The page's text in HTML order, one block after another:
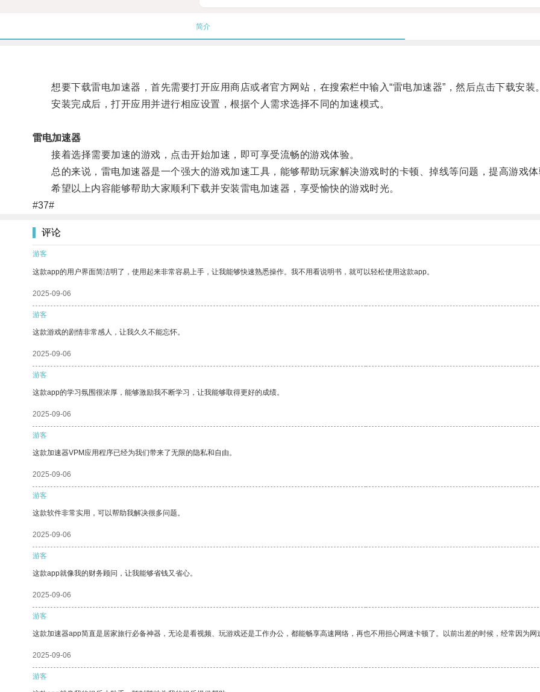
简介
想要下载雷电加速器，首先需要打开应用商店或者官方网站，在搜索栏中输入“雷电加速器”，然后点击下载安装。
安装完成后，打开应用并进行相应设置，根据个人需求选择不同的加速模式。
雷电加速器
接着选择需要加速的游戏，点击开始加速，即可享受流畅的游戏体验。
总的来说，雷电加速器是一个强大的游戏加速工具，能够帮助玩家解决游戏时的卡顿、掉线等问题，提高游戏体
希望以上内容能够帮助大家顺利下载并安装雷电加速器，享受愉快的游戏时光。
#37#
评论
游客
这款app的用户界面简洁明了，使用起来非常容易上手，让我能够快速熟悉操作。我不用看说明书，就可以轻松使用这款app。
2025-09-06
游客
这款游戏的剧情非常感人，让我久久不能忘怀。
2025-09-06
游客
这款app的学习氛围很浓厚，能够激励我不断学习，让我能够取得更好的成绩。
2025-09-06
游客
这款加速器VPM应用程序已经为我们带来了无限的隐私和自由。
2025-09-06
游客
这款软件非常实用，可以帮助我解决很多问题。
2025-09-06
游客
这款app就像我的财务顾问，让我能够省钱又省心。
2025-09-06
游客
这款加速器app简直是居家旅行必备神器，无论是看视频、玩游戏还是工作办公，都能畅享高速网络，再也不用担心网速卡顿了。以前出差的时候，经常因为
2025-09-06
游客